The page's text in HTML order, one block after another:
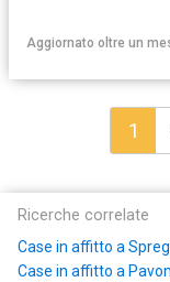
Aggiornato oltre un
1
Ricerche correlate
Case in affitto a
Case in affitto a